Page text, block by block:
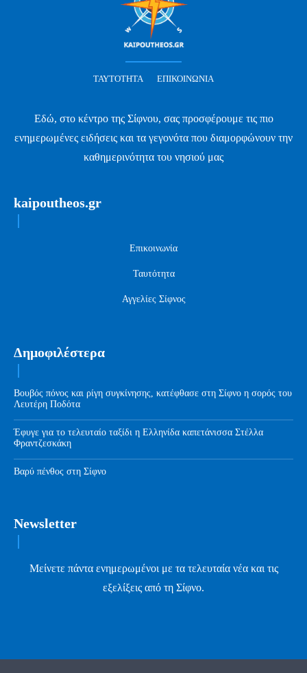
ΤΑΥΤΌΤΗΤΑ ΕΠΙΚΟΙΝΩΝΊΑ
Εδώ, στο κέντρο της Σίφνου, σας προσφέρουμε τις πιο
ενημερωμένες ειδήσεις και τα γεγονότα που διαμορφώνουν την
καθημερινότητα του νησιού μας
kaipoutheos.gr
Επικοινωνία
Ταυτότητα
Αγγελίες Σίφνος
Δημοφιλέστερα
Βουβός πόνος και ρίγη συγκίνησης, κατέφθασε στη Σίφνο η σορός του
Λευτέρη Ποδότα
Έφυγε για το τελευταίο ταξίδι η Ελληνίδα καπετάνισσα Στέλλα
Φραντζεσκάκη
Βαρύ πένθος στη Σίφνο
Newsletter
Μείνετε πάντα ενημερωμένοι με τα τελευταία νέα και τις
εξελίξεις από τη Σίφνο.